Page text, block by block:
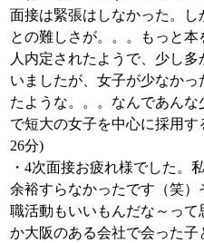
面接は緊張はしなかった。し
との難しさが。。。もっと
人内定されたようで、少し
いましたが、女子が少なか
たような。。。なんであん
で短大の女子を中心に採用
26分)
・4次面接お疲れ様でした。
余裕すらなかったです（笑
職活動もいいもんだな～っ
か大阪のある会社で会った